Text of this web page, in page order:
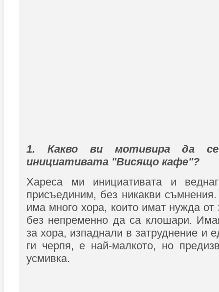
1. Какво ви мотивира да
инициативата "Висящо кафе"?
Хареса ми инициативата и
присъединим, без никакви
има много хора, които имат нужда
без непременно да са клошари.
за хора, изпаднали в затруднение и
ги черпя, е най-малкото, но
усмивка.